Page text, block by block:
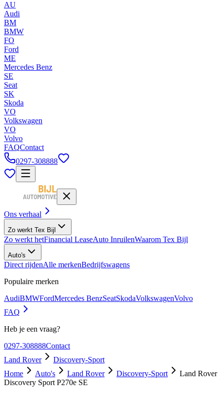
AU
Audi
BM
BMW
FO
Ford
ME
Mercedes Benz
SE
Seat
SK
Skoda
VO
Volkswagen
VO
Volvo
FAQContact
0297-308888
Ons verhaal
Zo werkt Tex Bijl
Zo werkt hetFinancial LeaseAuto InruilenWaarom Tex Bijl
Auto's
Direct rijdenAlle merkenBedrijfswagens
Populaire merken
AudiBMWFordMercedes BenzSeatSkodaVolkswagenVolvo
FAQ
Heb je een vraag?
0297-308888Contact
Land Rover
Discovery-Sport
Home
Auto's Land Rover Discovery-Sport
Land Rover
Discovery Sport P270e SE